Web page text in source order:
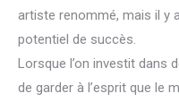
artiste renommé, mais il y
potentiel de succès.
Lorsque l’on investit dans
de garder à l’esprit que le